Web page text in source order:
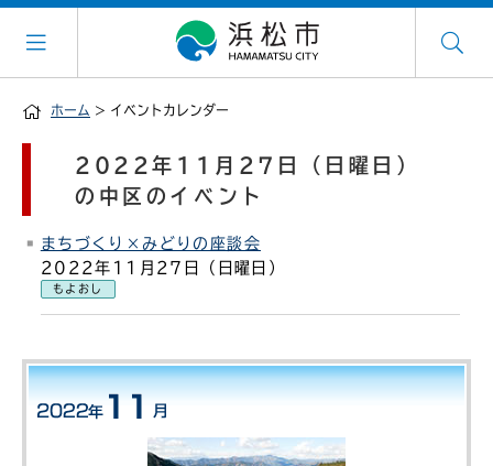
ホーム > イベントカレンダー
2022年11月27日（日曜日）
の中区のイベント
まちづくり×みどりの座談会
2022年11月27日（日曜日）
もよおし